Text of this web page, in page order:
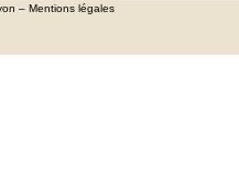
–Mentions légales